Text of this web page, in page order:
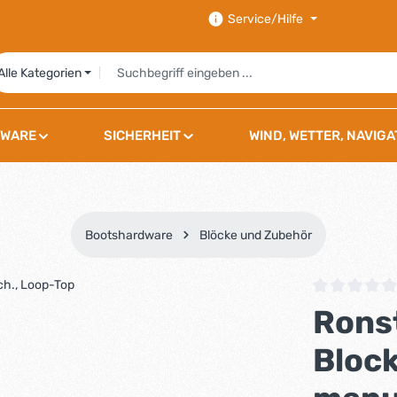
Service/Hilfe
Kategorien
SICHERHEIT WIND, WETTER,
Bootshardware Blöcke und Zubehör